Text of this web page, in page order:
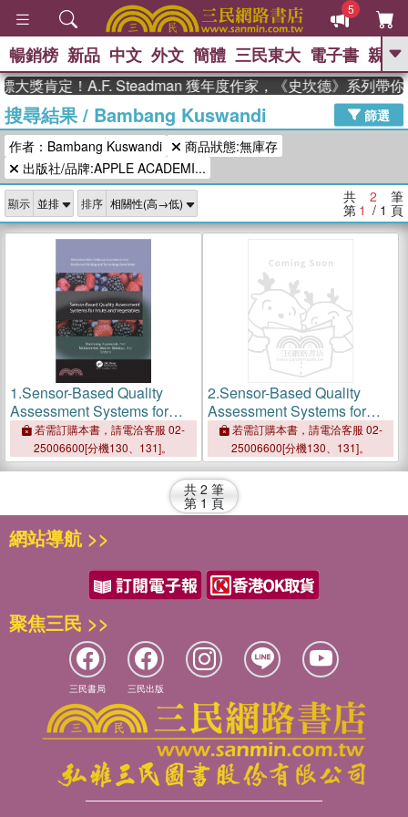
5
GO
熱搜： 東野圭吾 高希均教授回憶錄
、 The Odyssey 、 父親節 、 如果歷
史是一群喵 、 暑期推薦
獎 臺灣漫遊錄
登輝時代 、 數學女孩：黎曼猜想 、
偉大的迷走神經
暢銷榜 新品 中文 外文 簡體 三民東大 電子書 親子
大獎肯定！A.F. Steadman 獲年度作家，《史坎德》系列帶你
搜尋結果/ Bambang Kuswandi
篩選
作者：Bambang Kuswandi
商品狀態:無庫存
出版社/品牌:APPLE ACADEMI...
顯示 排序 共 2 筆
第 1 / 1 頁
1.Sensor-Based Quality
Assessment Systems for
Fruits and Vegetables
若需訂購本書，請電洽客服 02-
25006600[分機130、131]。
2.Sensor-Based Quality
Assessment Systems for
Fruits and Vegetables
若需訂購本書，請電洽客服 02-
25006600[分機130、131]。
共 2 筆
第 1 頁
網站導航 >>
聚焦三民 >>
三民書局 三民出版